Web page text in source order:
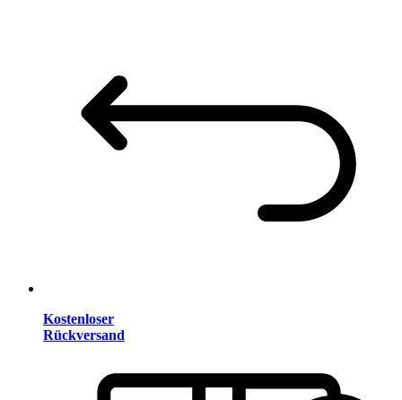
Kostenloser
Rückversand